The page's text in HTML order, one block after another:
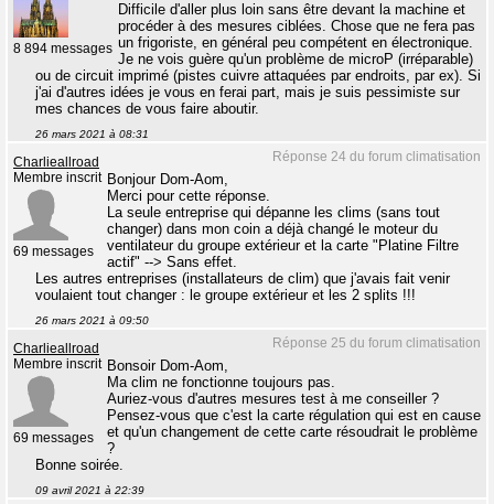
8 894 messages
Difficile d'aller plus loin sans être devant la machine et
procéder à des mesures ciblées. Chose que ne fera pas
un frigoriste, en général peu compétent en électronique.
Je ne vois guère qu'un problème de microP (irréparable)
ou de circuit imprimé (pistes cuivre attaquées par endroits, par ex). Si
j'ai d'autres idées je vous en ferai part, mais je suis pessimiste sur
mes chances de vous faire aboutir.
26 mars 2021 à 08:31
Réponse 24 du forum climatisation
Charlieallroad
Membre inscrit
69 messages
Bonjour Dom-Aom,
Merci pour cette réponse.
La seule entreprise qui dépanne les clims (sans tout
changer) dans mon coin a déjà changé le moteur du
ventilateur du groupe extérieur et la carte "Platine Filtre
actif" --> Sans effet.
Les autres entreprises (installateurs de clim) que j'avais fait venir
voulaient tout changer : le groupe extérieur et les 2 splits !!!
26 mars 2021 à 09:50
Réponse 25 du forum climatisation
Charlieallroad
Membre inscrit
69 messages
Bonsoir Dom-Aom,
Ma clim ne fonctionne toujours pas.
Auriez-vous d'autres mesures test à me conseiller ?
Pensez-vous que c'est la carte régulation qui est en cause
et qu'un changement de cette carte résoudrait le problème
?
Bonne soirée.
09 avril 2021 à 22:39